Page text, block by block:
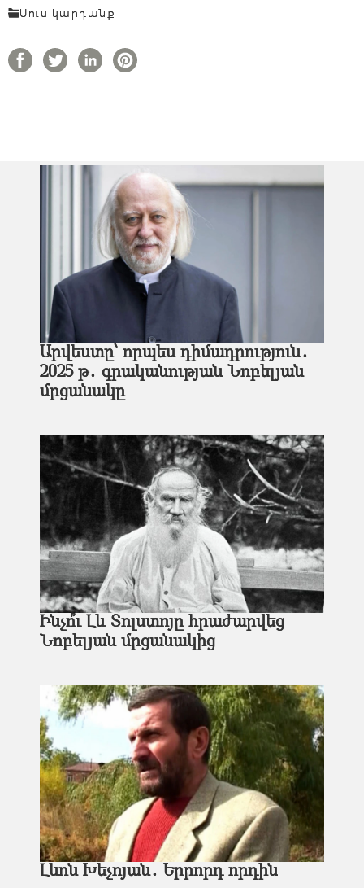
Սուս կարդանք
Արվեստը՝ որպես դիմադրություն․
2025 թ․ գրականության Նոբելյան
մրցանակը
Ինչո՞ւ Լև Տոլստոյը հրաժարվեց
Նոբելյան մրցանակից
Լևոն Խեչոյան․ Երրորդ որդին